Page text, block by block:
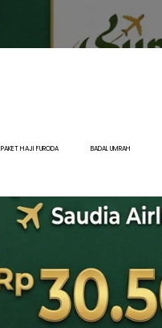
PAKET HAJI FURODA BADAL UMRAH